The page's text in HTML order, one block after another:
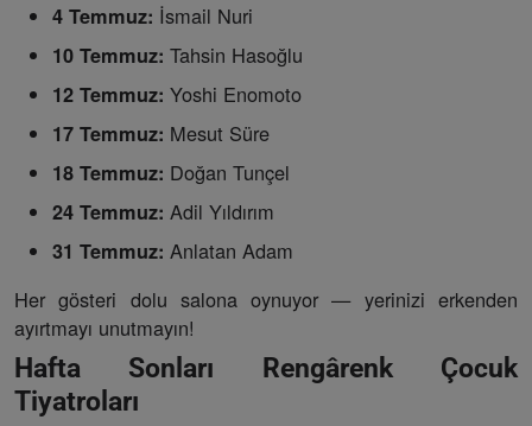
4 Temmuz: İsmail Nuri
10 Temmuz: Tahsin Hasoğlu
12 Temmuz: Yoshi Enomoto
17 Temmuz: Mesut Süre
18 Temmuz: Doğan Tunçel
24 Temmuz: Adil Yıldırım
31 Temmuz: Anlatan Adam
Her gösteri dolu salona oynuyor — yerinizi erkenden
ayırtmayı unutmayın!
Hafta Sonları Rengârenk Çocuk
Tiyatroları